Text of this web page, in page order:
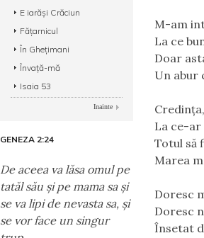
M-am
La ce
Doar
Un abur
La ce-ar
Totul să
Marea
Doresc
Doresc
Însetat
E iarăși Crăciun
Fățarnicul
În Gheţimani
Învață-mă
Isaia 53
Inainte
GENEZA 2:24
De aceea va lăsa omul pe
tatăl său şi pe mama sa şi
se va lipi de nevasta sa, şi
se vor face un singur